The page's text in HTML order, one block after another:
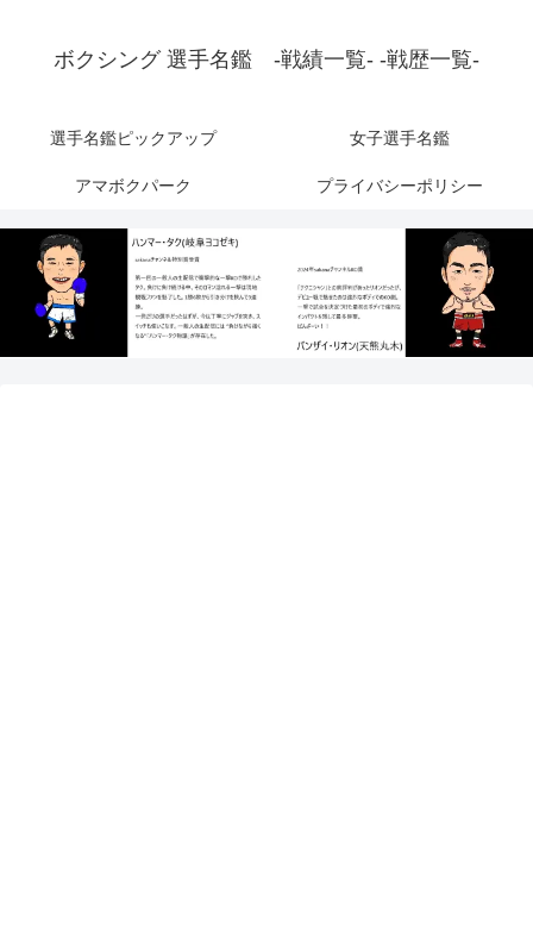
ボクシング 選手名鑑 -戦績一覧- -戦歴一覧-
選手名鑑ピックアップ 女子選手名鑑
アマボクパーク プライバシーポリシー